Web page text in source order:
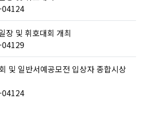
124
장 및 휘호대회 개최
129
및 일반서예공모전 입상자 종합시상
124